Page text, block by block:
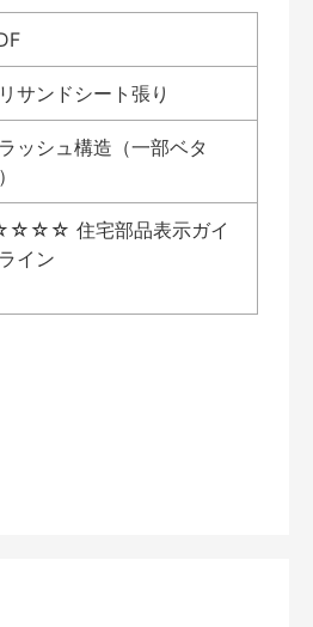
サンドシート張り
ッシュ構造（一部ベタ
住宅部品表示ガイ
イン